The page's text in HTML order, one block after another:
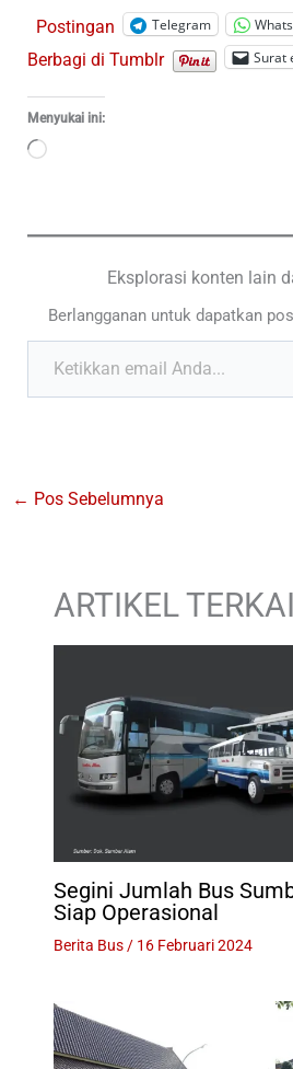
Postingan Telegram
Berbagi di Tumblr Surat
Menyukai ini:
Memuat...
Eksplorasi konten lain
Berlangganan untuk dapatkan
Ketikkan email Anda...
← Pos Sebelumnya
ARTIKEL
Segini Jumlah Bus
Siap Operasional
Berita Bus/ 16 Februari 2024